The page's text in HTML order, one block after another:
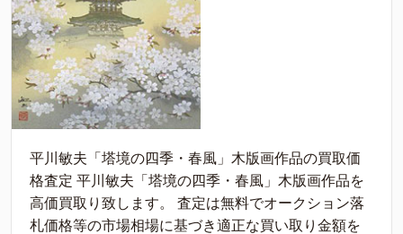
平川敏夫「塔境の四季・春風」木版画作品の買取価
格査定 平川敏夫「塔境の四季・春風」木版画作品を
高価買取り致します。 査定は無料でオークション落
札価格等の市場相場に基づき適正な買い取り金額を